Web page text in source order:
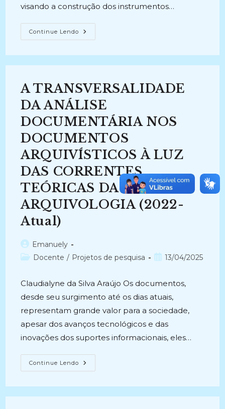
visando a construção dos instrumentos…
Continue Lendo ANÁLISE
DAS
PRONTUÁRIOS
HOSPITALAR
UNIVERSITÁRIO
DA
UFPB:
Construindo
Instrumentos
Viabilizar
O
Acesso
À
Informação
(2011-
A TRANSVERSALIDADE
DA ANÁLISE
DOCUMENTÁRIA NOS
DOCUMENTOS
ARQUIVÍSTICOS À LUZ
DAS CORRENTES
TEÓRICAS DA
ARQUIVOLOGIA (2022-
Atual)
Autor
do
Emanuely
Categoria
Docente / Projetos de pesquisa
Post13/04/2025
Claudialyne da Silva Araújo Os documentos,
desde seu surgimento até os dias atuais,
representam grande valor para a sociedade,
apesar dos avanços tecnológicos e das
inovações dos suportes informacionais, eles…
Continue Lendo A
TRANSVERSALIDADE
NOS